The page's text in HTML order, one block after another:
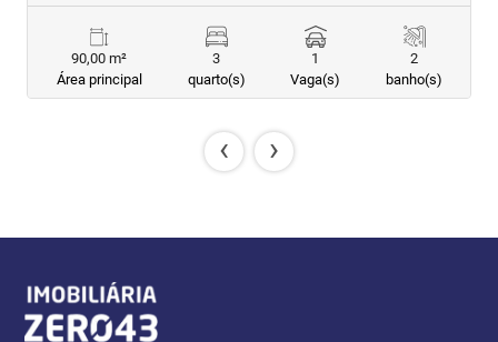
90,00 m²
Área principal
3
quarto(s)
1
Vaga(s)
2
banho(s)
‹ ›